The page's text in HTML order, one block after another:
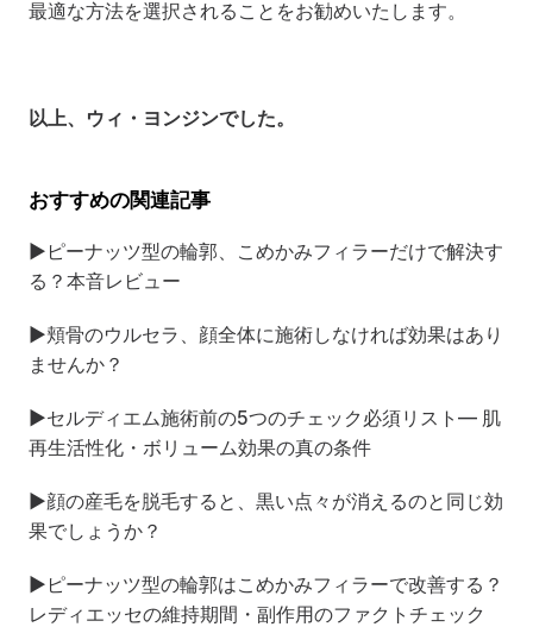
最適な方法を選択されることをお勧めいたします。
以上、ウィ・ヨンジンでした。
おすすめの関連記事
▶ ピーナッツ型の輪郭、こめかみフィラーだけで解決す
る？本音レビュー
▶頬骨のウルセラ、顔全体に施術しなければ効果はあり
ませんか？
▶セルディエム施術前の5つのチェック必須リスト— 肌
再生活性化・ボリューム効果の真の条件
▶顔の産毛を脱毛すると、黒い点々が消えるのと同じ効
果でしょうか？
▶ ピーナッツ型の輪郭はこめかみフィラーで改善する？
レディエッセの維持期間・副作用のファクトチェック